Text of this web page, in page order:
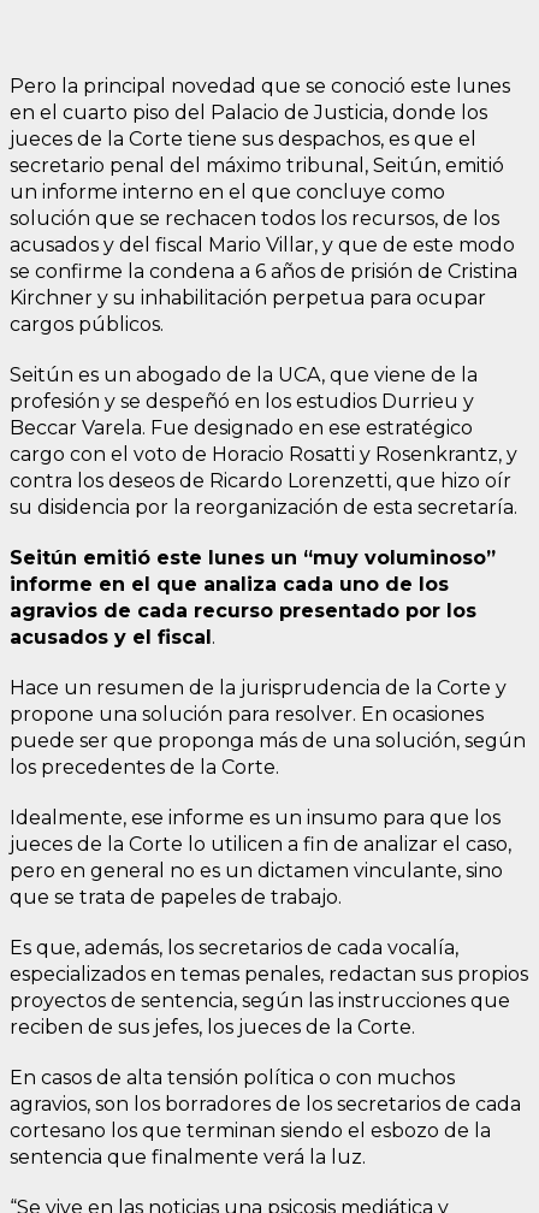
Pero la principal novedad que se conoció este lunes
en el cuarto piso del Palacio de Justicia, donde los
jueces de la Corte tiene sus despachos, es que el
secretario penal del máximo tribunal, Seitún, emitió
un informe interno en el que concluye como
solución que se rechacen todos los recursos, de los
acusados y del fiscal Mario Villar, y que de este modo
se confirme la condena a 6 años de prisión de Cristina
Kirchner y su inhabilitación perpetua para ocupar
cargos públicos.
Seitún es un abogado de la UCA, que viene de la
profesión y se despeñó en los estudios Durrieu y
Beccar Varela. Fue designado en ese estratégico
cargo con el voto de Horacio Rosatti y Rosenkrantz, y
contra los deseos de Ricardo Lorenzetti, que hizo oír
su disidencia por la reorganización de esta secretaría.
Seitún emitió este lunes un “muy voluminoso”
informe en el que analiza cada uno de los
agravios de cada recurso presentado por los
acusados y el fiscal.
Hace un resumen de la jurisprudencia de la Corte y
propone una solución para resolver. En ocasiones
puede ser que proponga más de una solución, según
los precedentes de la Corte.
Idealmente, ese informe es un insumo para que los
jueces de la Corte lo utilicen a fin de analizar el caso,
pero en general no es un dictamen vinculante, sino
que se trata de papeles de trabajo.
Es que, además, los secretarios de cada vocalía,
especializados en temas penales, redactan sus propios
proyectos de sentencia, según las instrucciones que
reciben de sus jefes, los jueces de la Corte.
En casos de alta tensión política o con muchos
agravios, son los borradores de los secretarios de cada
cortesano los que terminan siendo el esbozo de la
sentencia que finalmente verá la luz.
“Se vive en las noticias una psicosis mediática y